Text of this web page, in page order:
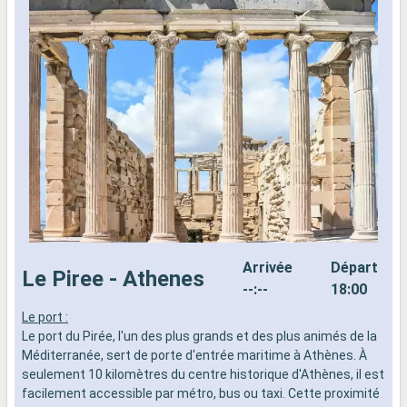
Le Piree - Athenes
Arrivée
--:--
Départ
18:00
Le port :
Le port du Pirée, l'un des plus grands et des plus animés de la
Méditerranée, sert de porte d'entrée maritime à Athènes. À
seulement 10 kilomètres du centre historique d'Athènes, il est
facilement accessible par métro, bus ou taxi. Cette proximité